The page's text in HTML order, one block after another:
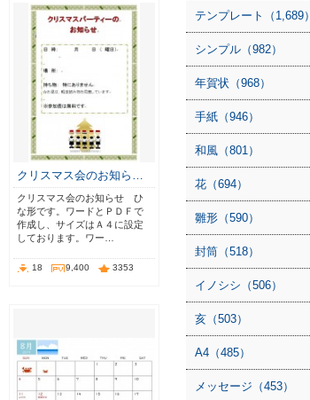
クリスマス会のお知ら…
クリスマス会のお知らせ ひ
な形です。ワードとＰＤＦで
作成し、サイズはＡ４に設定
しております。ワー…
18 9,400 3353
テンプレート（1,689）
シンプル（982）
年賀状（968）
手紙（946）
和風（801）
花（694）
雛形（590）
封筒（518）
イノシシ（506）
亥（503）
A4（485）
メッセージ（453）